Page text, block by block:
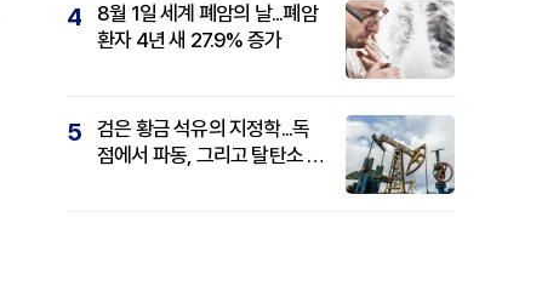
4
8월 1일 세계 폐암의 날...폐암
환자 4년 새 27.9% 증가
5
검은 황금 석유의 지정학...독
점에서 파동, 그리고 탈탄소 패